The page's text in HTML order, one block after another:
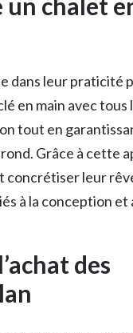
dans leur praticité
en main avec tous
tout en
Grâce à cette
concrétiser leur
à la conception et
des